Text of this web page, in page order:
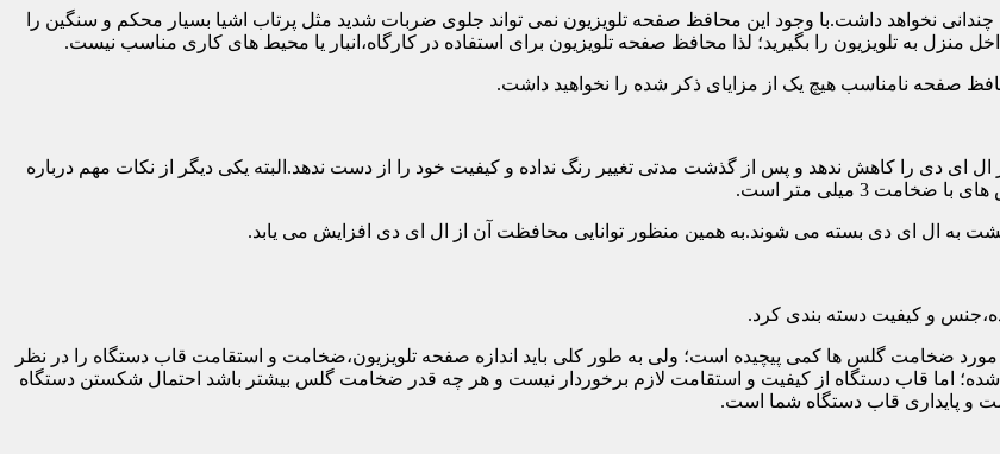
نخواهد داشت.با وجود این محافظ صفحه تلویزیون نمی تواند جلوی ضربات شدید مثل پرتاب اشیا بسیار محکم و سنگین را
به تلویزیون را بگیرید؛ لذا محافظ صفحه تلویزیون برای استفاده در کارگاه،انبار یا محیط های کاری مناسب نیست.
صفحه نامناسب هیچ یک از مزایای ذکر شده را نخواهید داشت.
ای دی را کاهش ندهد و پس از گذشت مدتی تغییر رنگ نداده و کیفیت خود را از دست ندهد.البته یکی دیگر از نکات مهم درباره
3 میلی متر است.
پشت به ال ای دی بسته می شوند.به همین منظور توانایی محافظت آن از ال ای دی افزایش می یابد.
و کیفیت دسته بندی کرد.
رایج است.تصمیم گیری در مورد ضخامت گلس ها کمی پیچیده است؛ ولی به طور کلی باید اندازه صفحه تلویزیون،ضخامت و استقامت قاب دستگاه را در نظر
شده؛ اما قاب دستگاه از کیفیت و استقامت لازم برخوردار نیست و هر چه قدر ضخامت گلس بیشتر باشد احتمال شکستن دستگاه
و پایداری قاب دستگاه شما است.